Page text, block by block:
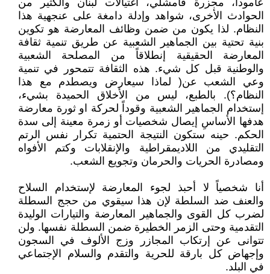
عامودا، مجزرة قامشلي، اغتيالات لبنان والكثير من
الحوادث الأخرى، شواهد وإدلة دامغة على عنجهية هذا
النظام. لذا يكون من ضمن وظائف المعارضة هو تكوين
بنية تحتية بين الجماهير الشعبية عن طريق تنمية ثقافة
المعارضة الحقيقية إنطلاقاً من المصلحة الشعبية
والوطنية قبل كل شيء. هذه الثقافة تتمحور في تنمية
وعي الشعب عن( لماذا سيعارض ويصطدم مع هذا
النظام؟). بالطبع، ليس من الأخلاق الحميدة بشيء،
إستخدام الجماهير الشعبية وقوداً لحركة او ثورة معارضة
هدفها الأساسِ إيصال شخصيات أو زمرة معينة إلى سدة
الحكم. حينه ستكون النتيجة الحتمية تكرار نفس الرتم
التقليدي من اللاديمقراطية والإنقلابات وكتم الأفواه
ومصادرة الحريات والحرمان وتجويع الشعب.
أنا شخصياً لا أحبذ لجوء المعارضة لإستخدام السلاح
والعنف ضد السلطة لإن هذا سيقوي من حجج السطلة
لضرب كل القوى والجماهير المعارضة والتيارات الوليدة
التقدمية وحتى الزمر الخطيرة ضمن السطلة نفسها. ولن
تتوانى عن إرتكاب المجازر وزج الألوف في السجون
وإجهاض كل بارقة للحرية والتقدم والسلام الإجتماعي
في البلد.